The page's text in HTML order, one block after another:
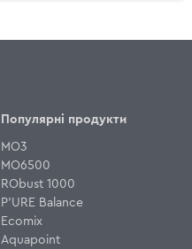
Популярні продукти
MO3
MO6500
RObust 1000
P'URE Balance
Ecomix
Aquapoint